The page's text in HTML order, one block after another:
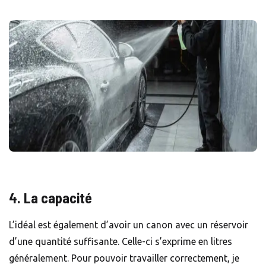
4. La capacité
L’idéal est également d’avoir un canon avec un réservoir
d’une quantité suffisante. Celle-ci s’exprime en litres
généralement. Pour pouvoir travailler correctement, je